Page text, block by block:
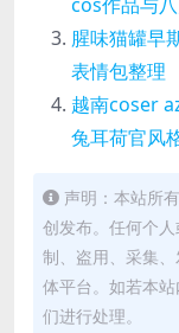
腥味猫罐早
表情包整理
越南coser
兔耳荷官风
声明：本站所
创发布。任何个
制、盗用、采集
体平台。如若本
们进行处理。